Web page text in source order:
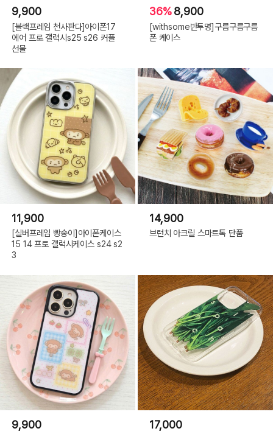
9,900
[블랙프레임 천사판다]아이폰17
에어 프로 갤럭시s25 s26 커플
선물
36%8,900
[withsome반투명]구름구름구름
폰 케이스
11,900
[실버프레임 빵숭이]아이폰케이스
15 14 프로 갤럭시케이스 s24 s2
3
14,900
브런치 아크릴 스마트톡 단품
9,900 17,000